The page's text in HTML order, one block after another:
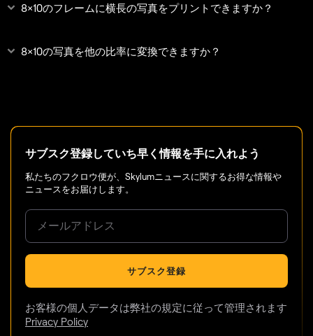
8×10のフレームに横長の写真をプリントできますか？
8×10の写真を他の比率に変換できますか？
サブスク登録していち早く情報を手に入れよう
私たちのフクロウ便が、Skylumニュースに関するお得な情報や
ニュースをお届けします。
サブスク登録
お客様の個人データは弊社の規定に従って管理されます
Privacy Policy